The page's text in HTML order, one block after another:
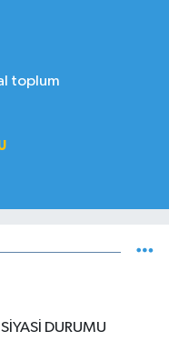
toplum
DURUMU